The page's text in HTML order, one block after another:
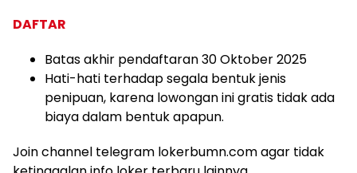
DAFTAR
Batas akhir pendaftaran 30 Oktober 2025
Hati-hati terhadap segala bentuk jenis
penipuan, karena lowongan ini gratis tidak ada
biaya dalam bentuk apapun.
Join channel telegram lokerbumn.com agar tidak